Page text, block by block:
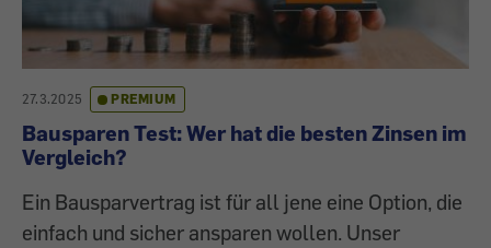
27.3.2025 PREMIUM
Bausparen Test: Wer hat die besten Zinsen im
Vergleich?
Ein Bausparvertrag ist für all jene eine Option, die
einfach und sicher ansparen wollen. Unser